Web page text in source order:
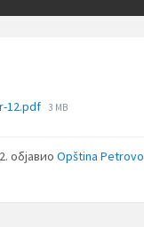
12.pdf File
3 MB
објавиоOpština Petrovo